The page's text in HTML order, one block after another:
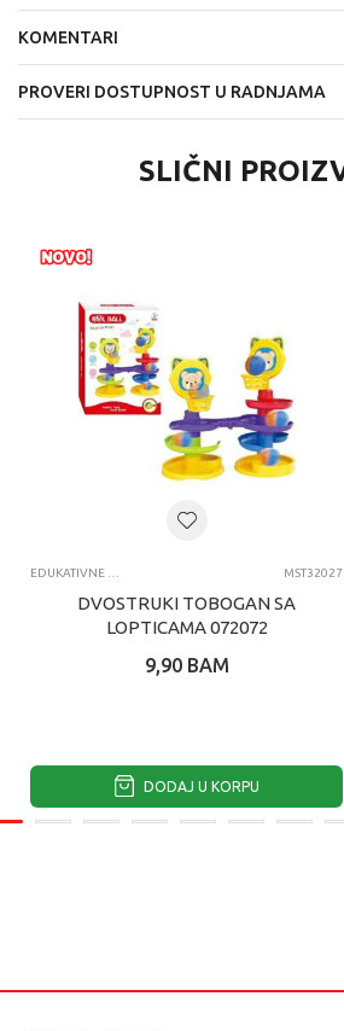
KOMENTARI
PROVERI DOSTUPNOST U RADNJAMA
SLIČNI
EDUKATIVNE IGRACKE ZA DECU MST32027
DVOSTRUKI TOBOGAN SA
LOPTICAMA 072072
9,90 BAM
DODAJ U KORPU